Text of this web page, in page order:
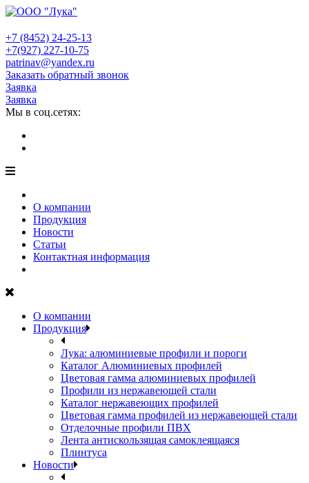
+7 (8452) 24-25-13
+7(927) 227-10-75
patrinav@yandex.ru
Заказать обратный звонок
Заявка
Заявка
Мы в соц.сетях:
О компании
Продукция
Новости
Статьи
Контактная информация
О компании
Продукция
Лука: алюминиевые профили и пороги
Каталог Алюминиевых профилей
Цветовая гамма алюминиевых профилей
Профили из нержавеющей стали
Каталог нержавеющих профилей
Цветовая гамма профилей из нержавеющей стали
Отделочные профили ПВХ
Лента антискользящая самоклеящаяся
Плинтуса
Новости